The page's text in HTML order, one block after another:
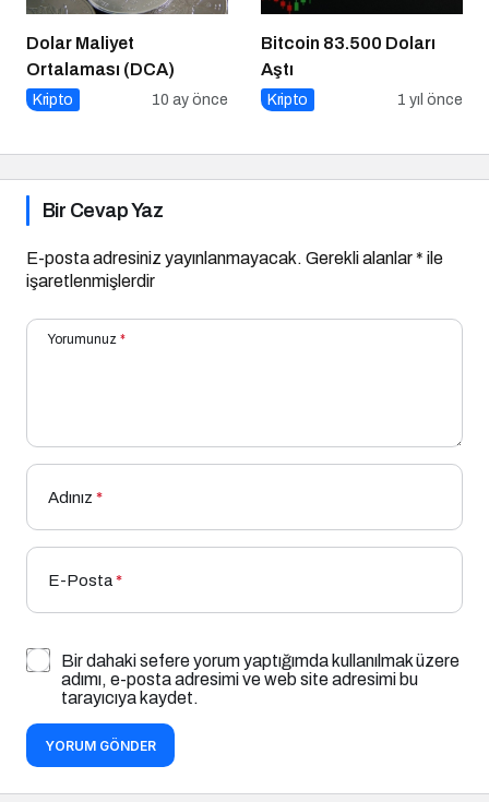
Dolar Maliyet
Ortalaması (DCA)
Kripto 10 ay önce
Bitcoin 83.500 Doları
Aştı
Kripto 1 yıl önce
Bir Cevap Yaz
E-posta adresiniz yayınlanmayacak. Gerekli alanlar* ile
işaretlenmişlerdir
Yorumunuz *
Adınız *
E-Posta*
Bir dahaki sefere yorum yaptığımda kullanılmak üzere
adımı, e-posta adresimi ve web site adresimi bu
tarayıcıya kaydet.
YORUM GÖNDER